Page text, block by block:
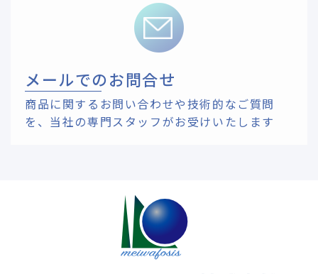
メールでのお問合せ
商品に関するお問い合わせや技術的なご質問
を、 当社の専門スタッフがお受けいたします